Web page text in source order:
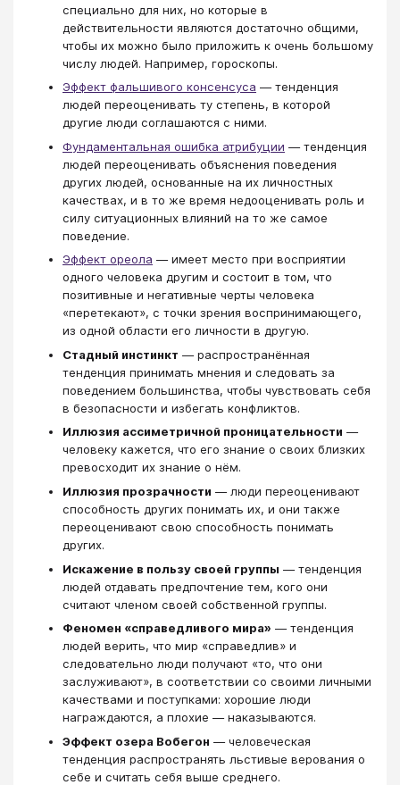
специально для них, но которые в
действительности являются достаточно общими,
чтобы их можно было приложить к очень большому
числу людей. Например, гороскопы.
Эффект фальшивого консенсуса — тенденция
людей переоценивать ту степень, в которой
другие люди соглашаются с ними.
Фундаментальная ошибка атрибуции — тенденция
людей переоценивать объяснения поведения
других людей, основанные на их личностных
качествах, и в то же время недооценивать роль и
силу ситуационных влияний на то же самое
поведение.
Эффект ореола — имеет место при восприятии
одного человека другим и состоит в том, что
позитивные и негативные черты человека
«перетекают», с точки зрения воспринимающего,
из одной области его личности в другую.
Стадный инстинкт — распространённая
тенденция принимать мнения и следовать за
поведением большинства, чтобы чувствовать себя
в безопасности и избегать конфликтов.
Иллюзия ассиметричной проницательности —
человеку кажется, что его знание о своих близких
превосходит их знание о нём.
Иллюзия прозрачности — люди переоценивают
способность других понимать их, и они также
переоценивают свою способность понимать
других.
Искажение в пользу своей группы — тенденция
людей отдавать предпочтение тем, кого они
считают членом своей собственной группы.
Феномен «справедливого мира» — тенденция
людей верить, что мир «справедлив» и
следовательно люди получают «то, что они
заслуживают», в соответствии со своими личными
качествами и поступками: хорошие люди
награждаются, а плохие — наказываются.
Эффект озера Вобегон — человеческая
тенденция распространять льстивые верования о
себе и считать себя выше среднего.